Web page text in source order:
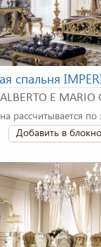
спальня
E MARIO
рассчитывается по
Добавить в